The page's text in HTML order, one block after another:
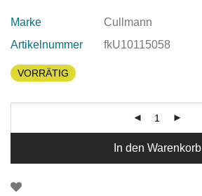
Marke
Cullmann
Artikelnummer
fkU10115058
VORRÄTIG
In den Warenkorb